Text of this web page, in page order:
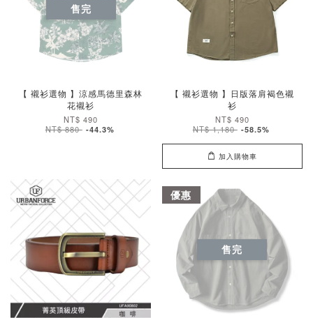
售完
【 襯衫選物 】涼感馬德里森林
花襯衫
NT$ 490
NT$ 880 -44.3%
【 襯衫選物 】日版落肩褐色襯
衫
NT$ 490
NT$ 1,180 -58.5%
加入購物車
優惠
售完